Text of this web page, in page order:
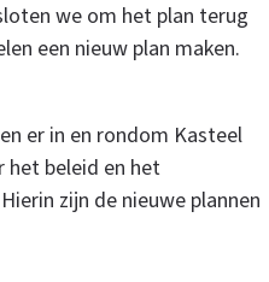
we om het plan terug
een nieuw plan maken.
er in en rondom Kasteel
het beleid en het
zijn de nieuwe plannen